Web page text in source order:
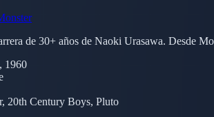
de 30+ años de Naoki Urasawa. Desde
1960
20th Century Boys, Pluto